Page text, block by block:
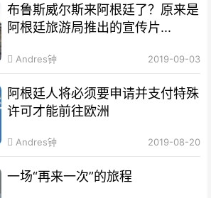
布鲁斯威尔斯来阿根廷了？原来是
阿根廷旅游局推出的宣传片...
Andres钟 2019-09-03
阿根廷人将必须要申请并支付特殊
许可才能前往欧洲
Andres钟 2019-08-20
一场“再来一次”的旅程